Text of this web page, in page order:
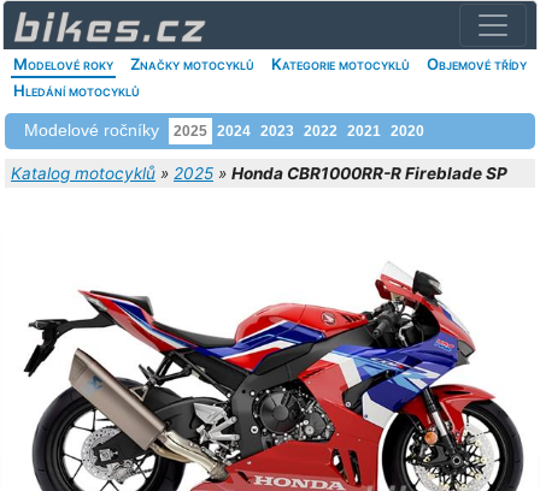
Modelové roky Značky motocyklů Kategorie motocyklů
Objemové třídy
Hledání motocyklů
Modelové ročníky 2025 2024 2023 2022 2021 2020
Katalog motocyklů » 2025 » Honda CBR1000RR-R Fireblade SP